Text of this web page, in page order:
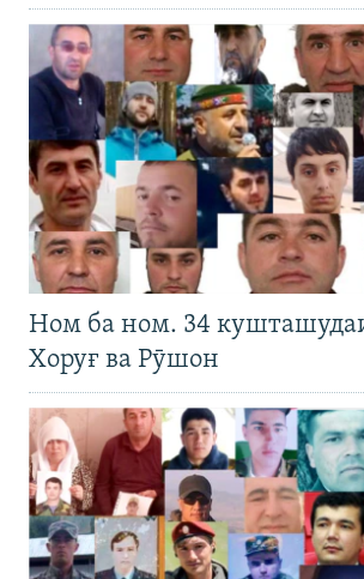
Ном ба ном. 34
Хоруғ ва Рӯшон